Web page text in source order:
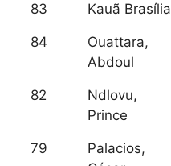
83 Kauã Brasília
84
Ouattara,
Abdoul
82
Ndlovu,
Prince
79
Palacios,